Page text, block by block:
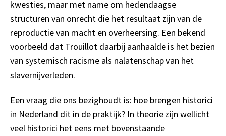
kwesties, maar met name om hedendaagse
structuren van onrecht die het resultaat zijn van de
reproductie van macht en overheersing. Een bekend
voorbeeld dat Trouillot daarbij aanhaalde is het bezien
van systemisch racisme als nalatenschap van het
slavernijverleden.
Een vraag die ons bezighoudt is: hoe brengen historici
in Nederland dit in de praktijk? In theorie zijn wellicht
veel historici het eens met bovenstaande